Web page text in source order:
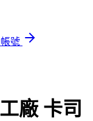
號
廠 卡司